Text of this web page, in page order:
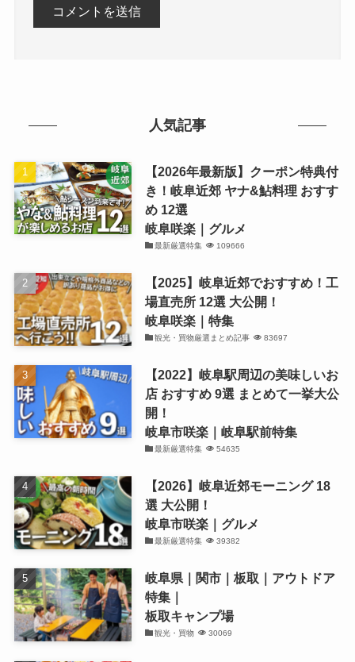
人気記事
【2026年最新版】クーポン特典付
き！岐阜近郊 ヤナ&鮎料理 おすす
め 12選
岐阜咲楽｜グルメ
最新厳選特集 109666
【2025】岐阜近郊でおすすめ！工
場直売所 12選 大公開！
岐阜咲楽｜特集
観光・買物厳選まとめ記事 83697
【2022】岐阜駅周辺の美味しいお
店 おすすめ 9選 まとめて一挙大公
開！
岐阜市咲楽｜岐阜駅前特集
最新厳選特集 54635
【2026】岐阜近郊モーニング 18
選 大公開！
岐阜市咲楽｜グルメ
最新厳選特集 39382
岐阜県｜関市｜板取｜アウトドア
特集｜
板取キャンプ場
観光・買物 30069